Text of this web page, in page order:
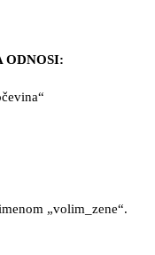
ODNOSI:
„volim_zene“.